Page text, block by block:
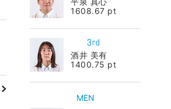
1608.67 pt
3rd
酒井 美有
1400.75 pt
MEN